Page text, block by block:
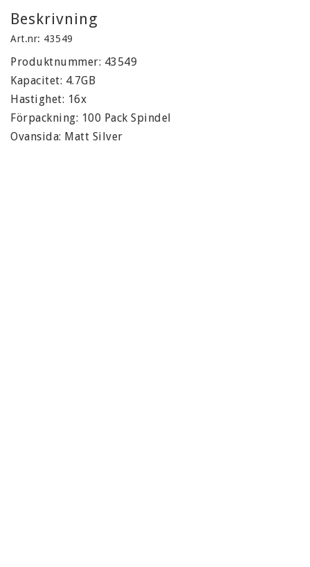
Beskrivning
Art.nr: 43549
Produktnummer: 43549
Kapacitet: 4.7GB
Hastighet: 16x
Förpackning: 100 Pack Spindel
Ovansida: Matt Silver